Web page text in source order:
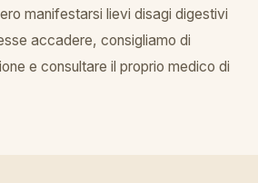
manifestarsi lievi disagi digestivi
accadere, consigliamo di
e consultare il proprio medico di